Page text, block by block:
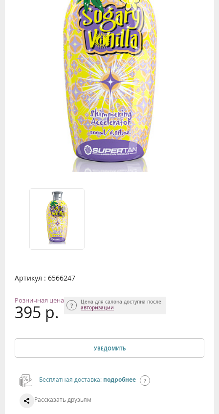
Артикул : 6566247
Розничная цена
395 р.
Цена для салона доступна после
авторизации
УВЕДОМИТЬ
Бесплатная доставка: подробнее
Рассказать друзьям